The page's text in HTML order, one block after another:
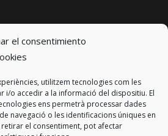
el consentimiento
utilitzem tecnologies com les
i/o accedir a la informació del dispositiu. El
ens permetrà processar dades
navegació o les identificacions úniques en
el consentiment, pot afectar
2023 km0 Energy
Baldrich 222-226
Terrassa, Barcelona
info@km0.energy